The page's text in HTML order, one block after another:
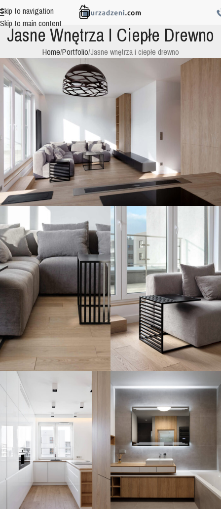
Skip to navigation
Skip to main content
Jasne Wnętrza I Ciepłe Drewno
Home Portfolio Jasne wnętrza i ciepłe drewno